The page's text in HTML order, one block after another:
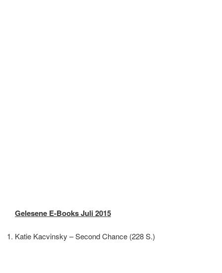
Gelesene E-Books Juli 2015
Katie Kacvinsky – Second Chance (228 S.)